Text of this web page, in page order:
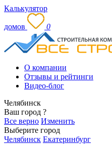
Калькулятор
домов 0
О компании
Отзывы и рейтинги
Видео-блог
Челябинск
Ваш город ?
Все верно Изменить
Выберите город
Челябинск Екатеринбург